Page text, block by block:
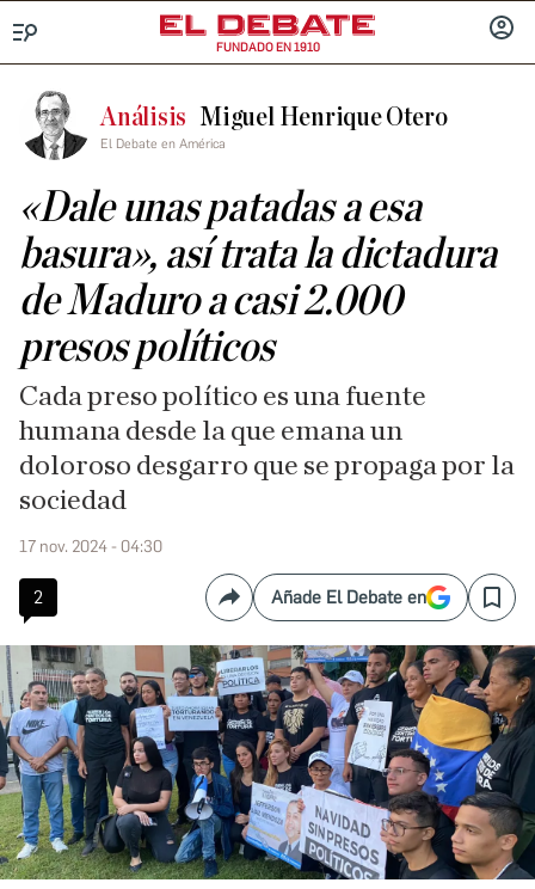
FUNDADO EN 1910
Análisis Miguel Henrique Otero
El Debate en América
«Dale unas patadas a esa
basura», así trata la dictadura
de Maduro a casi 2.000
presos políticos
Cada preso político es una fuente
humana desde la que emana un
doloroso desgarro que se propaga por la
sociedad
17 nov. 2024 - 04:30
2 CompartirAñade El Debate en Save